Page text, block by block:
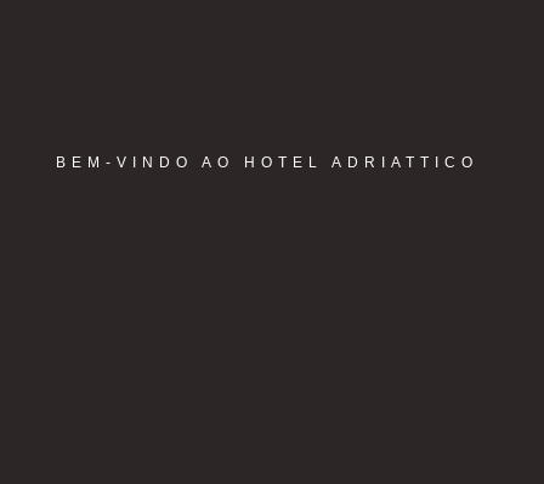
BEM-VINDO AO HOTEL ADRIATTICO